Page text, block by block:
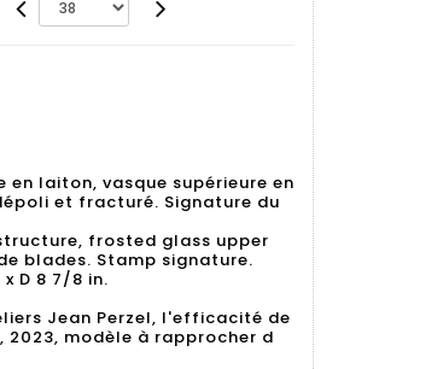
laiton, vasque supérieure en
et fracturé. Signature du
frosted glass upper
blades. Stamp signature.
x D 8 7/8 in.
Jean Perzel, l'efficacité de
2023, modèle à rapprocher d